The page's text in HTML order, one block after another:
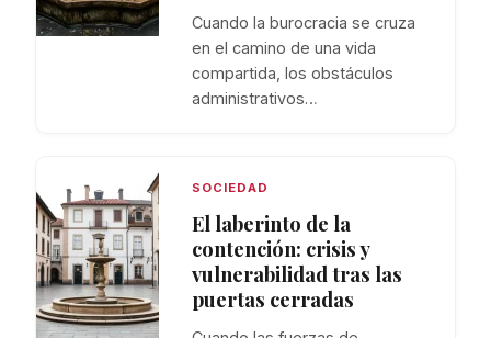
Cuando la burocracia se cruza
en el camino de una vida
compartida, los obstáculos
administrativos…
SOCIEDAD
El laberinto de la
contención: crisis y
vulnerabilidad tras las
puertas cerradas